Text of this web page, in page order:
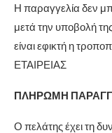
Η παραγγελία δεν
μετά την υποβολή
είναι εφικτή η
ΕΤΑΙΡΕΙΑΣ
ΠΛΗΡΩΜΗ
Ο πελάτης έχει τη